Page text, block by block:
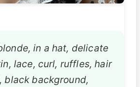
in a hat, delicate
lace, curl, ruffles, hair
black background,